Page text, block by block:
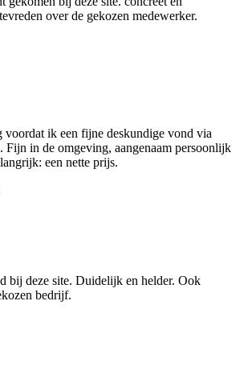
over de gekozen medewerker.
voordat ik een fijne deskundige vond via
Fijn in de omgeving, aangenaam persoonlijk
een nette prijs.
bij deze site. Duidelijk en helder. Ook
bedrijf.